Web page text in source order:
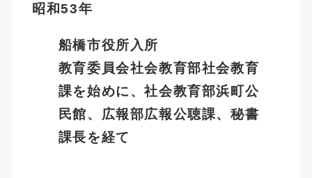
昭和53年
船橋市役所入所
教育委員会社会教育部社会教育
課を始めに、社会教育部浜町公
民館、広報部広報公聴課、秘書
課長を経て